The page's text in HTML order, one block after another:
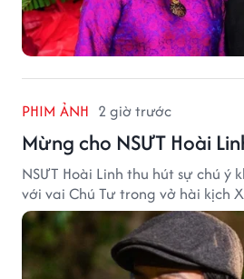
PHIM ẢNH 2 giờ trước
Mừng cho NSƯT Hoài
NSƯT Hoài Linh thu hút sự chú ý
với vai Chú Tư trong vở hài kịch